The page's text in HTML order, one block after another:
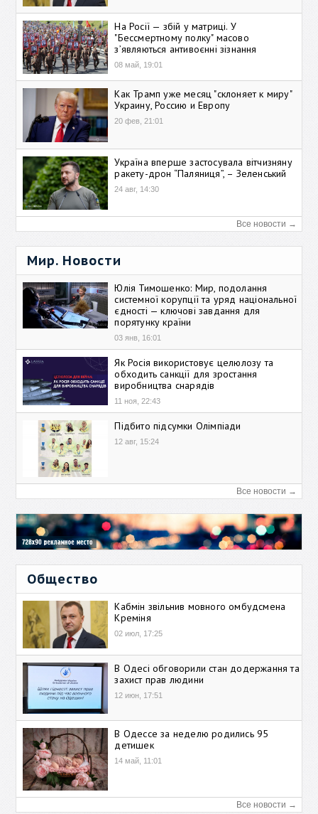
На Росії — збій у матриці. У
"Бессмертному полку" масово
зʼявляються антивоєнні зізнання
08 май, 19:01
Как Трамп уже месяц "склоняет к миру"
Украину, Россию и Европу
20 фев, 21:01
Україна вперше застосувала вітчизняну
ракету-дрон “Паляниця”, – Зеленський
24 авг, 14:30
Все новости →
Мир. Новости
Юлія Тимошенко: Мир, подолання
системної корупції та уряд національної
єдності — ключові завдання для
порятунку країни
03 янв, 16:01
Як Росія використовує целюлозу та
обходить санкції для зростання
виробництва снарядів
11 ноя, 22:43
Підбито підсумки Олімпіади
12 авг, 15:24
Все новости →
Общество
Кабмін звільнив мовного омбудсмена
Креміня
02 июл, 17:25
В Одесі обговорили стан додержання та
захист прав людини
12 июн, 17:51
В Одессе за неделю родились 95
детишек
14 май, 11:01
Все новости →